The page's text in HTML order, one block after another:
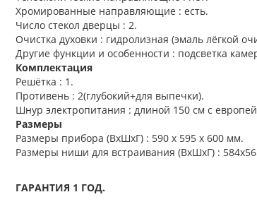
Хромированные направляющие : есть.
Число стекол дверцы : 2.
Очистка духовки : гидролизная (эмаль лёгкой
Другие функции и особенности : подсветка
Комплектация
Решётка : 1.
Противень : 2(глубокий+для выпечки).
Шнур электропитания : длиной 150 см с
Размеры
Размеры прибора (ВхШхГ) : 590 х 595 x 600 мм.
Размеры ниши для встраивания (ВхШхГ) :
ГАРАНТИЯ 1 ГОД.